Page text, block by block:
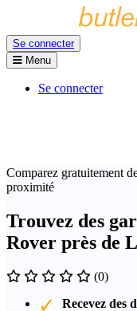
Se connecter
Menu
Se connecter
Comparez gratuitement
proximité
Trouvez des
Rover près de
(0)
Recevez des